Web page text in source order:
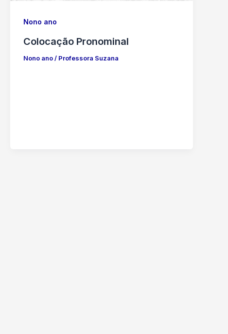
Nono ano
Colocação Pronominal
Nono ano/ Professora Suzana